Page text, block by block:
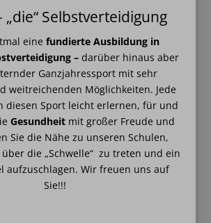
„die“ Selbstverteidigung
eine fundierte Ausbildung in
–darüber hinaus aber
Ganzjahressport mit sehr
weitreichenden Möglichkeiten. Jede
diesen Sport leicht erlernen, für und
Gesundheitmit großer Freude und
Sie die Nähe zu unseren Schulen,
die „Schwelle“ zu treten und ein
aufzuschlagen. Wir freuen uns auf
Sie!!!